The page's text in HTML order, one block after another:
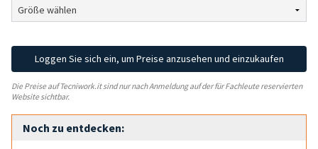
Loggen Sie sich ein, um Preise anzusehen und einzukaufen
Die Preise auf Tecniwork.it sind nur nach Anmeldung auf der für Fachleute reservierten
Website sichtbar.
Noch zu entdecken: